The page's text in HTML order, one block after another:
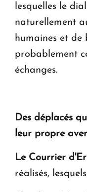
lesquelles le
naturellement
humaines et de
probablement
échanges.
Des déplacés
leur propre
Le Courrier
réalisés,